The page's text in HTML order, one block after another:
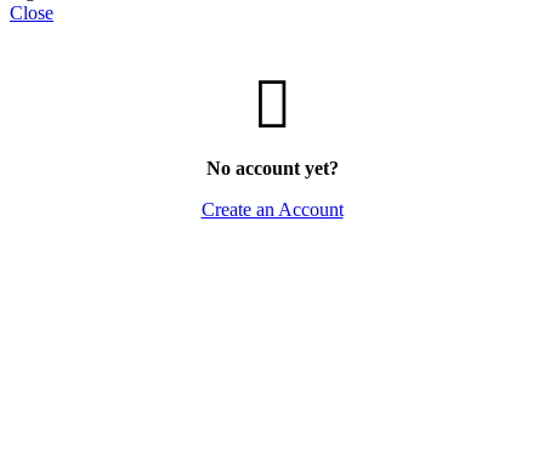
Close
No account yet?
Create an Account